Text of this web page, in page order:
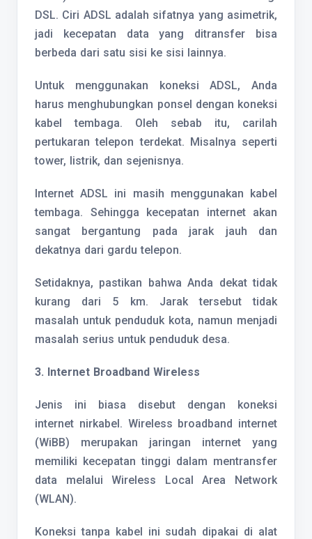
DSL. Ciri ADSL adalah sifatnya yang asimetrik,
jadi kecepatan data yang ditransfer bisa
berbeda dari satu sisi ke sisi lainnya.
Untuk menggunakan koneksi ADSL, Anda
harus menghubungkan ponsel dengan koneksi
kabel tembaga. Oleh sebab itu, carilah
pertukaran telepon terdekat. Misalnya seperti
tower, listrik, dan sejenisnya.
Internet ADSL ini masih menggunakan kabel
tembaga. Sehingga kecepatan internet akan
sangat bergantung pada jarak jauh dan
dekatnya dari gardu telepon.
Setidaknya, pastikan bahwa Anda dekat tidak
kurang dari 5 km. Jarak tersebut tidak
masalah untuk penduduk kota, namun menjadi
masalah serius untuk penduduk desa.
3. Internet Broadband Wireless
Jenis ini biasa disebut dengan koneksi
internet nirkabel. Wireless broadband internet
(WiBB) merupakan jaringan internet yang
memiliki kecepatan tinggi dalam mentransfer
data melalui Wireless Local Area Network
(WLAN).
Koneksi tanpa kabel ini sudah dipakai di alat